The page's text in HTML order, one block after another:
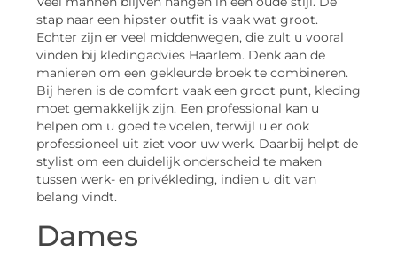
stap naar een hipster outfit is vaak wat groot.
Echter zijn er veel middenwegen, die zult u vooral
vinden bij kledingadvies Haarlem. Denk aan de
manieren om een gekleurde broek te combineren.
Bij heren is de comfort vaak een groot punt, kleding
moet gemakkelijk zijn. Een professional kan u
helpen om u goed te voelen, terwijl u er ook
professioneel uit ziet voor uw werk. Daarbij helpt de
stylist om een duidelijk onderscheid te maken
tussen werk- en privékleding, indien u dit van
belang vindt.
Dames